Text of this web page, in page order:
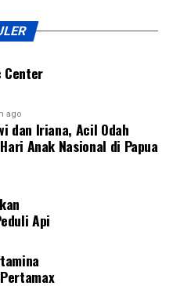
Center
ago
dan Iriana, Acil Odah
Anak Nasional di Papua
Api